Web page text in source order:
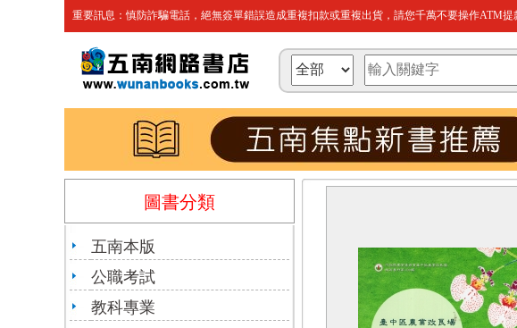
重要訊息：慎防詐騙電話，絕無簽單錯誤造成重複扣款或重複出貨，請您千萬不要操作ATM提
圖書分類
五南本版
公職考試
教科專業